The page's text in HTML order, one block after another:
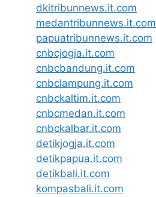
dkitribunnews.it.com
medantribunnews.it.com
papuatribunnews.it.com
cnbcjogja.it.com
cnbcbandung.it.com
cnbclampung.it.com
cnbckaltim.it.com
cnbcmedan.it.com
cnbckalbar.it.com
detikjogja.it.com
detikpapua.it.com
detikbali.it.com
kompasbali.it.com